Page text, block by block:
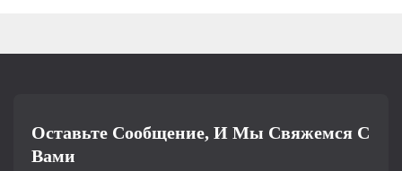
Оставьте Сообщение, И Мы Свяжемся С
Вами